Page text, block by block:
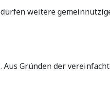
weitere
Gründen der